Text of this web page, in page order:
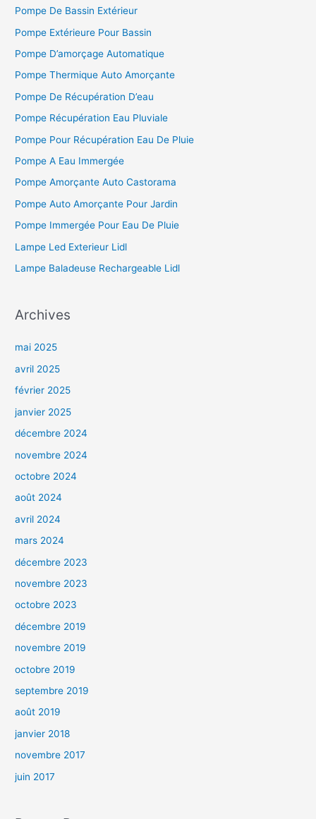
Pompe De Bassin Extérieur
Pompe Extérieure Pour Bassin
Pompe D’amorçage Automatique
Pompe Thermique Auto Amorçante
Pompe De Récupération D’eau
Pompe Récupération Eau Pluviale
Pompe Pour Récupération Eau De Pluie
Pompe A Eau Immergée
Pompe Amorçante Auto Castorama
Pompe Auto Amorçante Pour Jardin
Pompe Immergée Pour Eau De Pluie
Lampe Led Exterieur Lidl
Lampe Baladeuse Rechargeable Lidl
Archives
mai 2025
avril 2025
février 2025
janvier 2025
décembre 2024
novembre 2024
octobre 2024
août 2024
avril 2024
mars 2024
décembre 2023
novembre 2023
octobre 2023
décembre 2019
novembre 2019
octobre 2019
septembre 2019
août 2019
janvier 2018
novembre 2017
juin 2017